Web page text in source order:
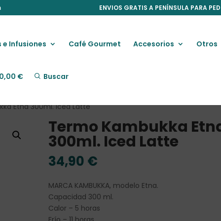
ENVIOS GRATIS A PENÍNSULA PARA
e Infusiones Café Gourmet Accesorios Otros
0,00 € Buscar
Etna 300ml. Iced Latte
Termo Kambukka
300ml. Iced Latte
34,90 €
MARCA KAMBUKKA, modelo Etna.
Capacidad 300 ml.
Calor – 5 horas